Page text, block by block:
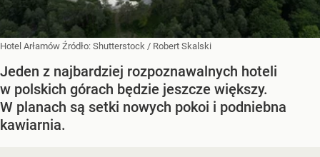
Hotel Arłamów Źródło: Shutterstock / Robert Skalski
Jeden z najbardziej rozpoznawalnych hoteli
w polskich górach będzie jeszcze większy.
W planach są setki nowych pokoi i podniebna
kawiarnia.